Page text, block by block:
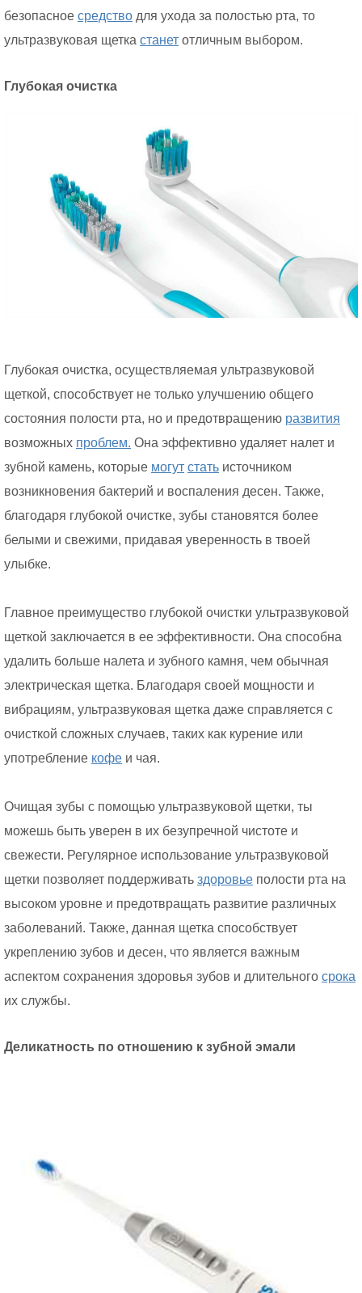
безопасное средство для ухода за полостью рта, то
ультразвуковая щетка станет отличным выбором.
Глубокая очистка
Глубокая очистка, осуществляемая ультразвуковой
щеткой, способствует не только улучшению общего
состояния полости рта, но и предотвращению развития
возможных проблем. Она эффективно удаляет налет и
зубной камень, которые могут стать источником
возникновения бактерий и воспаления десен. Также,
благодаря глубокой очистке, зубы становятся более
белыми и свежими, придавая уверенность в твоей
улыбке.
Главное преимущество глубокой очистки ультразвуковой
щеткой заключается в ее эффективности. Она способна
удалить больше налета и зубного камня, чем обычная
электрическая щетка. Благодаря своей мощности и
вибрациям, ультразвуковая щетка даже справляется с
очисткой сложных случаев, таких как курение или
употребление кофе и чая.
Очищая зубы с помощью ультразвуковой щетки, ты
можешь быть уверен в их безупречной чистоте и
свежести. Регулярное использование ультразвуковой
щетки позволяет поддерживать здоровье полости рта на
высоком уровне и предотвращать развитие различных
заболеваний. Также, данная щетка способствует
укреплению зубов и десен, что является важным
аспектом сохранения здоровья зубов и длительного срока
их службы.
Деликатность по отношению к зубной эмали